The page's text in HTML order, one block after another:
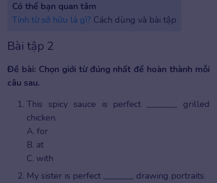
Có thể bạn quan tâm
Tính từ sở hữu là gì? Cách dùng và bài tập
Bài tập 2
Đề bài: Chọn giới từ đúng nhất để hoàn thành mỗi
câu sau.
This spicy sauce is perfect _______ grilled
chicken.
A. for
B. at
C. with
My sister is perfect _______ drawing portraits.